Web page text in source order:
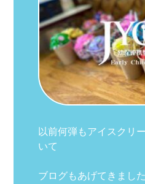
以前何弾もアイスクリ
いて
ブログもあげてきまし